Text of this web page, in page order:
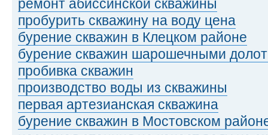
ремонт абиссинской скважины
пробурить скважину на воду цена
бурение скважин в Клецком районе
бурение скважин шарошечными
пробивка скважин
производство воды из скважины
первая артезианская скважина
бурение скважин в Мостовском